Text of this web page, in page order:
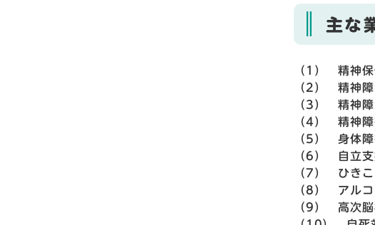
主な
（1） 精神保
（2） 精神障
（3） 精神障
（4） 精神障
（5） 身体障
（6） 自立支
（7） ひきこ
（8） アルコ
（9） 高次脳